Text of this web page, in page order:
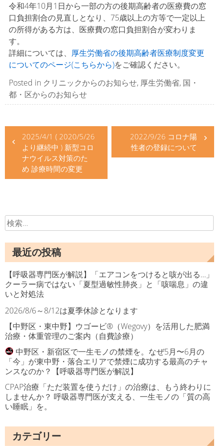
令和4年10月1日から一部の方の後期高齢者の医療費の窓
口負担割合の見直しとなり、75歳以上の方等で一定以上
の所得がある方は、医療費の窓口負担割合が変わりま
す。
詳細については、 厚生労働省の後期高齢者医療制度変更
についてのページ(こちらから)をご確認ください。
Posted in クリニックからのお知らせ, 厚生労働省, 国・
都・区からのお知らせ
投
稿
ビ
ー
シ
ョ
ン
2025/4/1 ( 2020/5/26
より継続中 ) 新型コロ
ナウイルス対策のた
め 診療時間の変更
2022/9/26 コロナ陽
性者の登録について
検
索:
最近の投稿
【呼吸器専門医が解説】「エアコンをつけると咳が出る…」
クーラー病ではない「夏型過敏性肺炎」と「咳喘息」の違
いと対処法
2026/8/6～8/12は夏季休診となります
【中野区・東中野】ウゴービ®（Wegovy）を活用した肥満
治療・体重管理のご案内（自費診療）
中野区・新宿区で一生モノの禁煙を。なぜ5月〜6月の
「今」が東中野・落合エリアで禁煙に成功する最高のチャ
ンスなのか？【呼吸器専門医が解説】
CPAP治療「ただ装置を使うだけ」の治療は、もう終わりに
しませんか？ 呼吸器専門医が支える、一生モノの「質の高
い睡眠」を。
カテゴリー